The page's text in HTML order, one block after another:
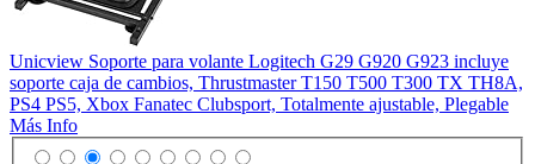
Unicview Soporte para volante Logitech G29 G920 G923 incluye
soporte caja de cambios, Thrustmaster T150 T500 T300 TX TH8A,
PS4 PS5, Xbox Fanatec Clubsport, Totalmente ajustable, Plegable
Más Info